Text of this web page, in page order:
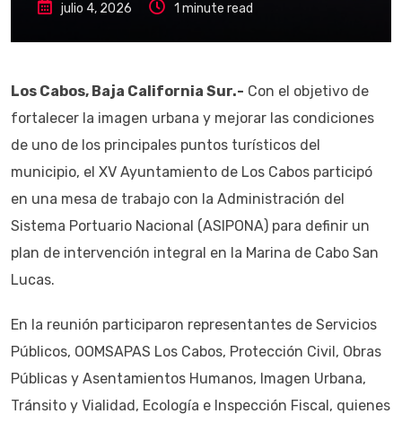
julio 4, 2026 1 minute read
Los Cabos, Baja California Sur.- Con el objetivo de
fortalecer la imagen urbana y mejorar las condiciones
de uno de los principales puntos turísticos del
municipio, el XV Ayuntamiento de Los Cabos participó
en una mesa de trabajo con la Administración del
Sistema Portuario Nacional (ASIPONA) para definir un
plan de intervención integral en la Marina de Cabo San
Lucas.
En la reunión participaron representantes de Servicios
Públicos, OOMSAPAS Los Cabos, Protección Civil, Obras
Públicas y Asentamientos Humanos, Imagen Urbana,
Tránsito y Vialidad, Ecología e Inspección Fiscal, quienes